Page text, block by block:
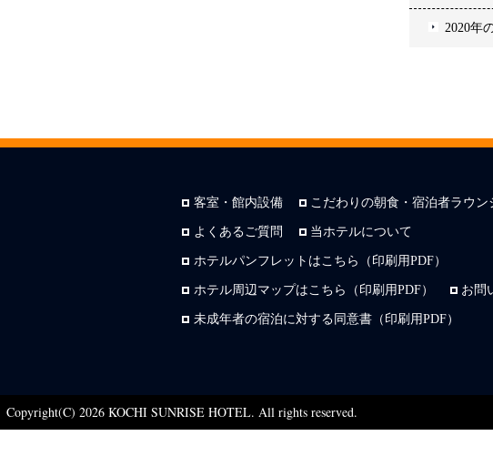
2020年
客室・館内設備 こだわりの朝食・宿泊者ラウン
よくあるご質問 当ホテルについて
ホテルパンフレットはこちら（印刷用PDF）
ホテル周辺マップはこちら（印刷用PDF） お問
未成年者の宿泊に対する同意書（印刷用PDF）
Copyright(C) 2026 KOCHI SUNRISE HOTEL. All rights reserved.